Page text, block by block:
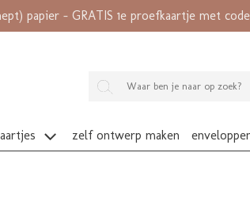
papier - GRATIS 1e proefkaartje met
zelf ontwerp maken